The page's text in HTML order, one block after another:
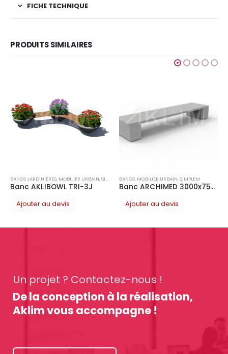
FICHE TECHNIQUE
PRODUITS SIMILAIRES
SIMPLEM BANCS,MOBILIER URBAIN,SIMPLEM
Banc ARCHIMED 3000x750H450
Ajouter au devis
CORBEILLES,MOBILIER URBAIN
Corbeille TULIP
Un projet ? Contactez-nous !
De la conception à la réalisation,
Aklim vous accompagne !